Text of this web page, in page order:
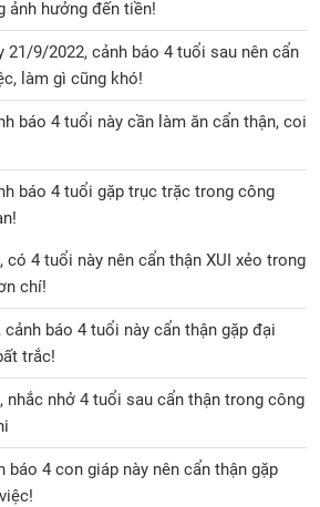
ảnh hưởng đến tiền!
21/9/2022, cảnh báo 4 tuổi sau nên cẩn
làm gì cũng khó!
báo 4 tuổi này cần làm ăn cẩn thận, coi
báo 4 tuổi gặp trục trặc trong công
có 4 tuổi này nên cẩn thận XUI xẻo trong
chí!
báo 4 tuổi này cẩn thận gặp đại
trắc!
nhắc nhở 4 tuổi sau cẩn thận trong công
báo 4 con giáp này nên cẩn thận gặp